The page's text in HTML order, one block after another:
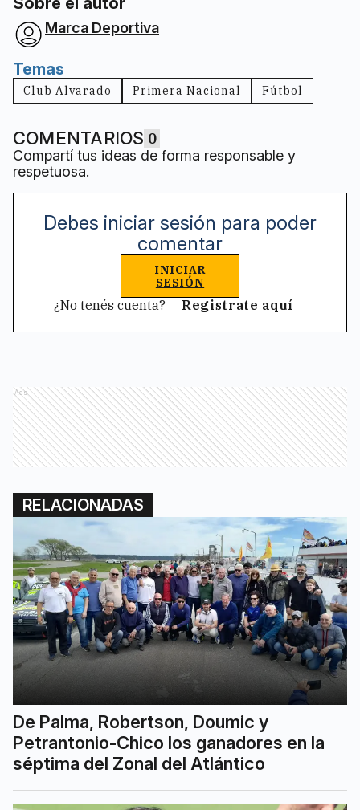
Marca Deportiva
Temas
Club Alvarado Primera Nacional Fútbol
COMENTARIOS 0
Compartí tus ideas de forma responsable y
respetuosa.
Debes iniciar sesión para poder
comentar
INICIAR
SESIÓN
¿No tenés cuenta? Registrate aquí
Ads
RELACIONADAS
De Palma, Robertson, Doumic y
Petrantonio-Chico los ganadores en la
séptima del Zonal del Atlántico